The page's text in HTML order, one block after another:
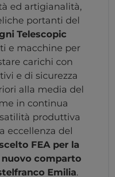
ed artigianalità,
portanti del
Telescopic
e macchine per
carichi con
e di sicurezza
alla media del
in continua
produttiva
eccellenza del
FEA per la
nuovo comparto
Emilia.